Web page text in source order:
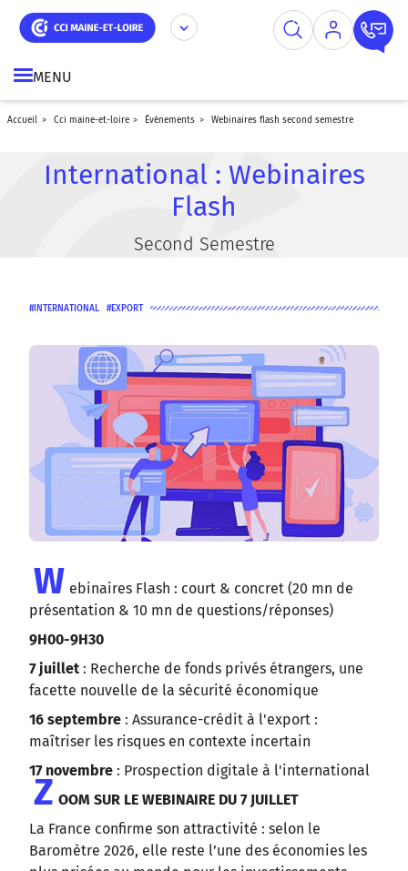
Aller
contenu
MENU
accueil cci maine-et-loire événements webinaires flash second semestre
International : Webinaires
Flash
Second Semestre
INTERNATIONAL EXPORT
W ebinaires Flash : court & concret (20 mn de
présentation & 10 mn de questions/réponses)
9H00-9H30
7 juillet : Recherche de fonds privés étrangers, une
facette nouvelle de la sécurité économique
16 septembre : Assurance-crédit à l'export :
maîtriser les risques en contexte incertain
17 novembre : Prospection digitale à l'international
Z OOM SUR LE WEBINAIRE DU 7 JUILLET
La France confirme son attractivité : selon le
Baromètre 2026, elle reste l’une des économies les
Panneau de gestion des cookies